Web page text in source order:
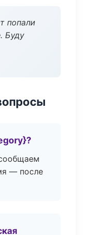
попали
Буду
— после